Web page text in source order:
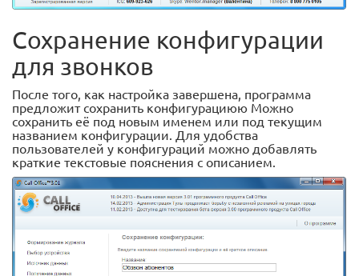
Сохранение конфигурации
для звонков
После того, как настройка завершена, программа
предложит сохранить конфигурациюю Можно
сохранить её под новым именем или под текущим
названием конфигурации. Для удобства
пользователей у конфигураций можно добавлять
краткие текстовые пояснения с описанием.